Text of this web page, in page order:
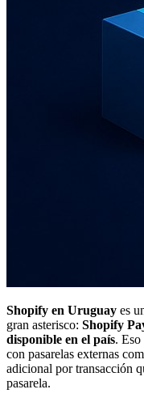
Shopify en Uruguay es
gran asterisco: Shopify
disponible en el país.
con pasarelas externas
adicional por transacción
pasarela.